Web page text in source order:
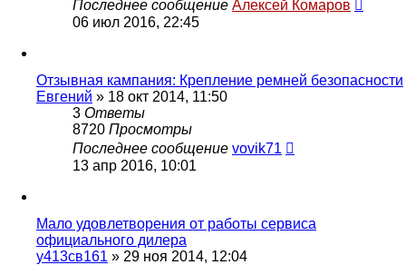
Последнее сообщение Алексей Комаров
06 июл 2016, 22:45
Отзывная кампания: Крепление ремней безопасности
Евгений » 18 окт 2014, 11:50
3 Ответы
8720 Просмотры
Последнее сообщение vovik71
13 апр 2016, 10:01
Мало удовлетворения от работы сервиса
официального дилера
у413св161 » 29 ноя 2014, 12:04